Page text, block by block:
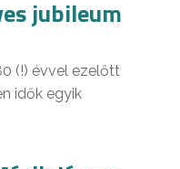
jubileum
(!) évvel ezelőtt
idők egyik